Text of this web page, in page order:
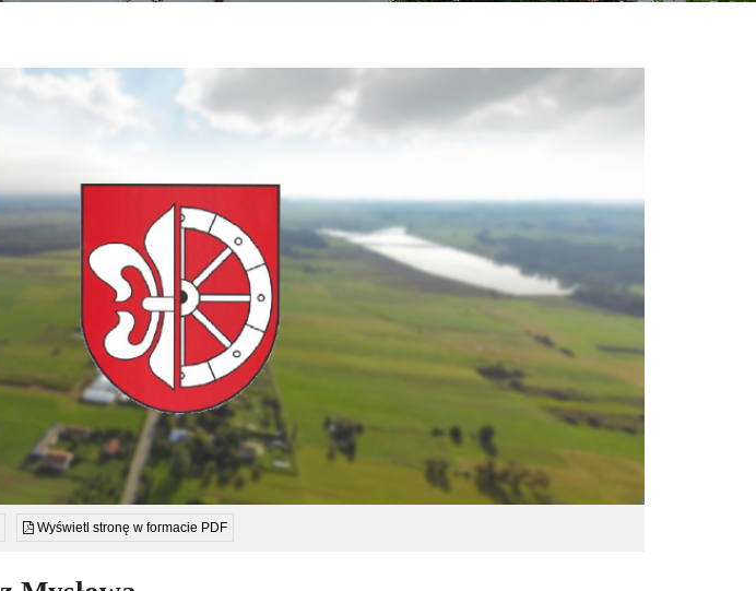
Wyświetl stronę w formacie PDF